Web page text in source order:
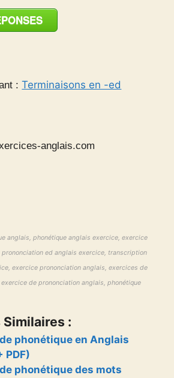
:Terminaisons en -ed
anglais.com
anglais, phonétique anglais exercice, exercice
ed anglais exercice, transcription
exercice prononciation anglais, exercices de
de prononciation anglais, phonétique
:
phonétique en Anglais
PDF)
phonétique des mots